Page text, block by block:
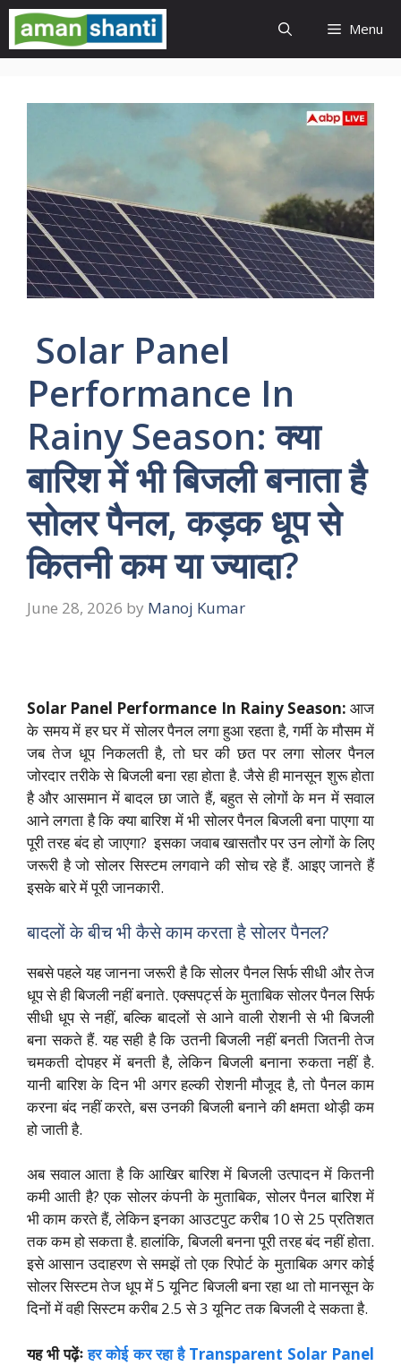
Skip
content
Menu
Solar Panel
Performance In
Rainy Season: क्या
बारिश में भी बिजली बनाता है
सोलर पैनल, कड़क धूप से
कितनी कम या ज्यादा?
June 28, 2026 by Manoj Kumar
Solar Panel Performance In Rainy Season: आज
के समय में हर घर में सोलर पैनल लगा हुआ रहता है, गर्मी के मौसम में
जब तेज धूप निकलती है, तो घर की छत पर लगा सोलर पैनल
जोरदार तरीके से बिजली बना रहा होता है. जैसे ही मानसून शुरू होता
है और आसमान में बादल छा जाते हैं, बहुत से लोगों के मन में सवाल
आने लगता है कि क्या बारिश में भी सोलर पैनल बिजली बना पाएगा या
पूरी तरह बंद हो जाएगा? इसका जवाब खासतौर पर उन लोगों के लिए
जरूरी है जो सोलर सिस्टम लगवाने की सोच रहे हैं. आइए जानते हैं
इसके बारे में पूरी जानकारी.
बादलों के बीच भी कैसे काम करता है सोलर पैनल?
सबसे पहले यह जानना जरूरी है कि सोलर पैनल सिर्फ सीधी और तेज
धूप से ही बिजली नहीं बनाते. एक्सपर्ट्स के मुताबिक सोलर पैनल सिर्फ
सीधी धूप से नहीं, बल्कि बादलों से आने वाली रोशनी से भी बिजली
बना सकते हैं. यह सही है कि उतनी बिजली नहीं बनती जितनी तेज
चमकती दोपहर में बनती है, लेकिन बिजली बनाना रुकता नहीं है.
यानी बारिश के दिन भी अगर हल्की रोशनी मौजूद है, तो पैनल काम
करना बंद नहीं करते, बस उनकी बिजली बनाने की क्षमता थोड़ी कम
हो जाती है.
अब सवाल आता है कि आखिर बारिश में बिजली उत्पादन में कितनी
कमी आती है? एक सोलर कंपनी के मुताबिक, सोलर पैनल बारिश में
भी काम करते हैं, लेकिन इनका आउटपुट करीब 10 से 25 प्रतिशत
तक कम हो सकता है. हालांकि, बिजली बनना पूरी तरह बंद नहीं होता.
इसे आसान उदाहरण से समझें तो एक रिपोर्ट के मुताबिक अगर कोई
सोलर सिस्टम तेज धूप में 5 यूनिट बिजली बना रहा था तो मानसून के
दिनों में वही सिस्टम करीब 2.5 से 3 यूनिट तक बिजली दे सकता है.
यह भी पढ़ेंःहर कोई कर रहा है Transparent Solar Panel